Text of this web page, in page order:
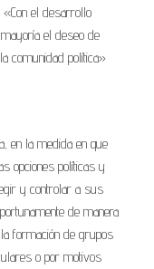
«Con el desarrollo
el deseo de
comunidad política»
en la medida en que
opciones políticas y
y controlar a sus
de manera
formación de grupos
o por motivos